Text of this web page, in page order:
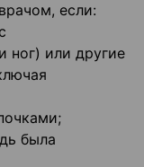
если:
ног) или другие
была